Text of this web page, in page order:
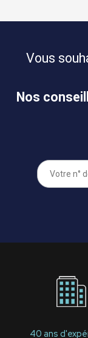
Vous
Nos
40 ans